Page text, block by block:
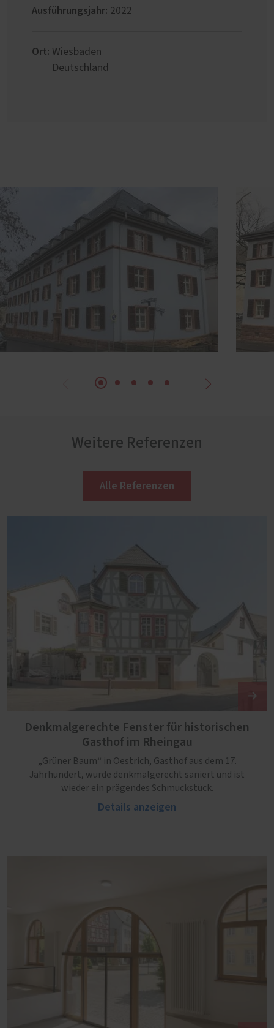
Ausführungsjahr: 2022
Ort: Wiesbaden
Deutschland
Weitere Referenzen
Alle Referenzen
Denkmalgerechte Fenster für historischen
Gasthof im Rheingau
„Grüner Baum“ in Oestrich, Gasthof aus dem 17.
Jahrhundert, wurde denkmalgerecht saniert und ist
wieder ein prägendes Schmuckstück.
Details anzeigen